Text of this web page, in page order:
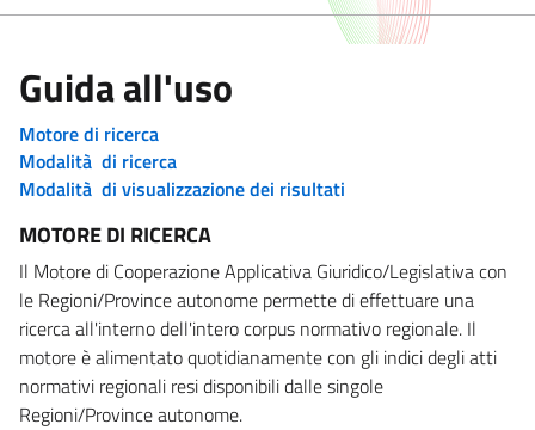
Guida all'uso
Motore di ricerca
Modalità di ricerca
Modalità di visualizzazione dei risultati
MOTORE DI RICERCA
Il Motore di Cooperazione Applicativa Giuridico/Legislativa con
le Regioni/Province autonome permette di effettuare una
ricerca all'interno dell'intero corpus normativo regionale. Il
motore è alimentato quotidianamente con gli indici degli atti
normativi regionali resi disponibili dalle singole
Regioni/Province autonome.